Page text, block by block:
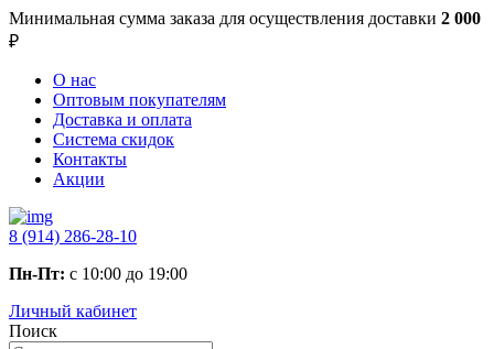
Минимальная сумма заказа для осуществления доставки 2 000
₽
О нас
Оптовым покупателям
Доставка и оплата
Система скидок
Контакты
Акции
8 (914) 286-28-10
Пн-Пт: с 10:00 до 19:00
Личный кабинет
Поиск